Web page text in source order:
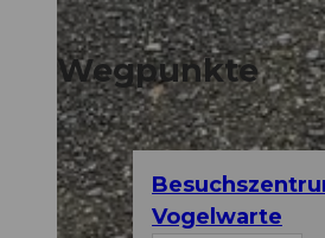
Wegpunkte
Vogelwarte